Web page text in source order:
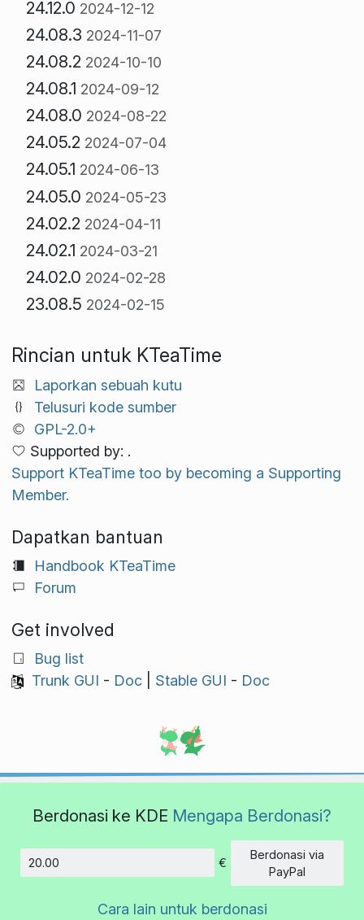
24.12.0 2024-12-12
24.08.3 2024-11-07
24.08.2 2024-10-10
24.08.1 2024-09-12
24.08.0 2024-08-22
24.05.2 2024-07-04
24.05.1 2024-06-13
24.05.0 2024-05-23
24.02.2 2024-04-11
24.02.1 2024-03-21
24.02.0 2024-02-28
23.08.5 2024-02-15
Rincian untuk KTeaTime
Laporkan sebuah kutu
Telusuri kode sumber
GPL-2.0+
Supported by: .
Support KTeaTime too by becoming a Supporting
Member.
Dapatkan bantuan
Handbook KTeaTime
Forum
Get involved
Bug list
Trunk GUI - Doc| Stable GUI - Doc
Berdonasi ke KDE Mengapa Berdonasi?
€
Berdonasi via
PayPal
Cara lain untuk berdonasi